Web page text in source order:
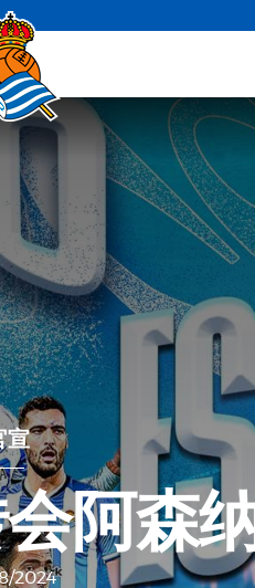
宣
阿森
2024